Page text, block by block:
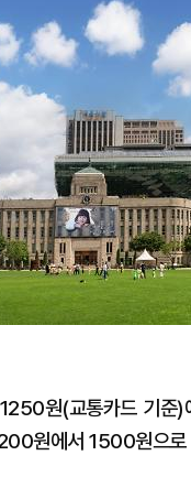
원(교통카드 기
원에서 1500원으